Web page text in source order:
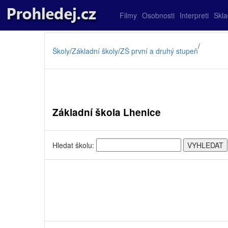
Filmy Osobnosti Interpreti
Školy/Základní školy/ZŠ první a druhý stupeň/
Základní škola Lhenice
Hledat školu: